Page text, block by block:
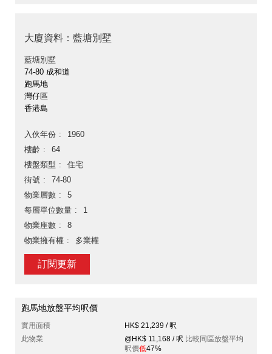
大廈資料：藍塘別墅
藍塘別墅
74-80 成和道
跑馬地
灣仔區
香港島
入伙年份
1960
樓齡
64
樓盤類型
住宅
街號
74-80
物業層數
5
每層單位數量
1
物業座數
8
物業擁有權
多業權
訂閱更新
跑馬地放盤平均呎價
實用面積
HK$ 21,239 / 呎
此物業
@HK$ 11,168 / 呎 比較同區放盤平均
呎價低47%